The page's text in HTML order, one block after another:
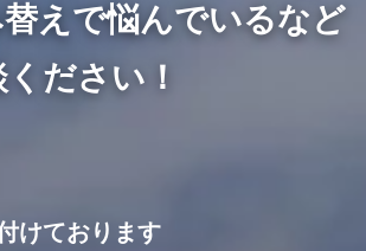
えで悩んでいるなど
ださい！
けております